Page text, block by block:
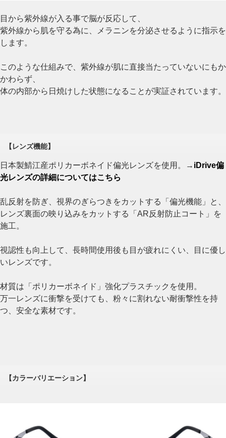
目から紫外線が入る事で脳が反応して、
紫外線から肌を守る為に、メラニンを分泌させるように指示を
します。
このような仕組みで、紫外線が肌に直接当たっていないにもか
かわらず、
体の内部から日焼けした状態になることが実証されています。
【レンズ機能】
日本製鯖江産ポリカーボネイド偏光レンズを使用。→ iDrive偏
光レンズの詳細についてはこちら
乱反射を防ぎ、視界のぎらつきをカットする「偏光機能」と、
レンズ裏面の映り込みをカットする「AR反射防止コート」を
施工。
視認性も向上して、長時間使用後も目が疲れにくい、目に優し
いレンズです。
材質は「ポリカーボネイド」強化プラスチックを使用。
万一レンズに衝撃を受けても、粉々に割れない耐衝撃性を持
つ、安全な素材です。
【カラーバリエーション】